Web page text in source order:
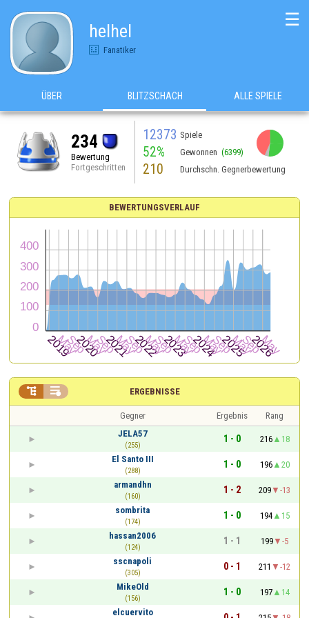
helhel
Fanatiker
☰
ÜBER BLITZSCHACH ALLE SPIELE
234
Bewertung
Fortgeschritten
12373 Spiele
52% Gewonnen (6399)
210 Durchschn. Gegnerbewertung
BEWERTUNGSVERLAUF
ERGEBNISSE
 
Gegner Ergebnis
Rang
JELA57
(255)
1 - 0 216
18
El Santo III
(288)
1 - 0 196
20
armandhn
(160)
1 - 2 209
-13
sombrita
(174)
1 - 0 194
15
hassan2006
(124)
1 - 1 199
-5
sscnapoli
(305)
0 - 1 211
-12
MikeOld
(156)
1 - 0 197
14
elcuervito